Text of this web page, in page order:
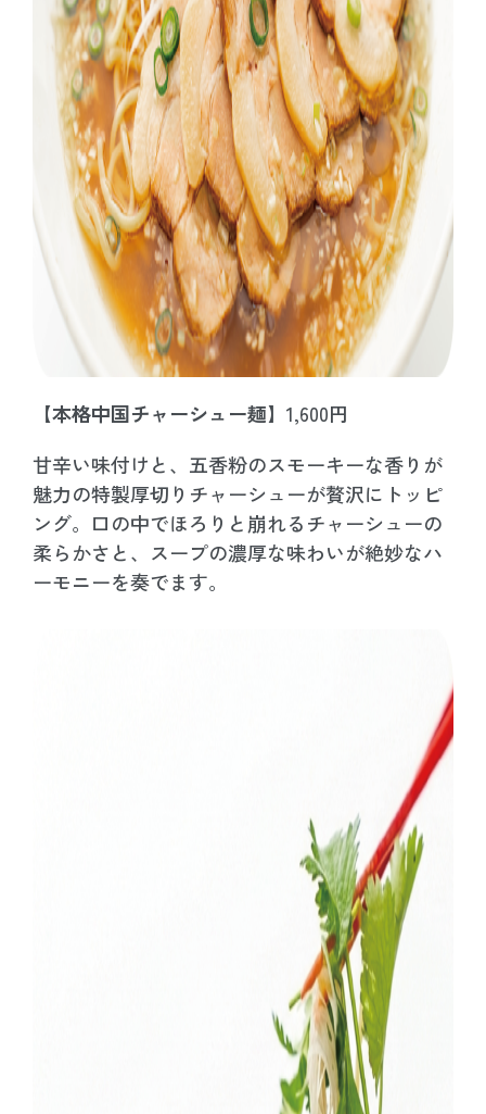
【本格中国チャーシュー麺】 1,600円
甘辛い味付けと、五香粉のスモーキーな香りが
魅力の特製厚切りチャーシューが贅沢にトッピ
ング。口の中でほろりと崩れるチャーシューの
柔らかさと、スープの濃厚な味わいが絶妙なハ
ーモニーを奏でます。